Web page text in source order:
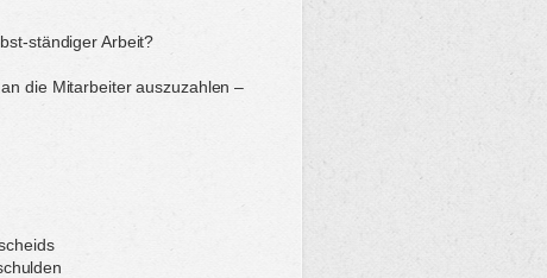
ständiger Arbeit?
die Mitarbeiter auszuzahlen –